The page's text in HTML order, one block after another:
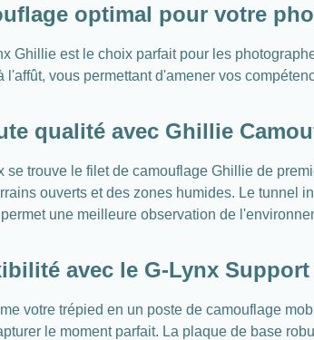
optimal pour votre
Ghillie est le choix parfait pour les
l'affût, vous permettant d'amener vos
qualité avec Ghillie
trouve le filet de camouflage Ghillie de
ouverts et des zones humides. Le tunnel
une meilleure observation de
avec le G-Lynx
votre trépied en un poste de camouflage
le moment parfait. La plaque de base